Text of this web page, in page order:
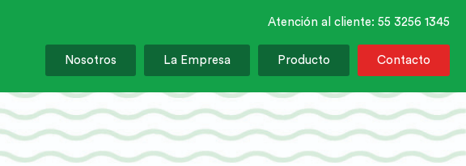
Atención al cliente: 55 3256 1345
Nosotros La Empresa Producto Contacto